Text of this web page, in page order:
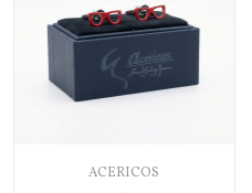
ACERICOS